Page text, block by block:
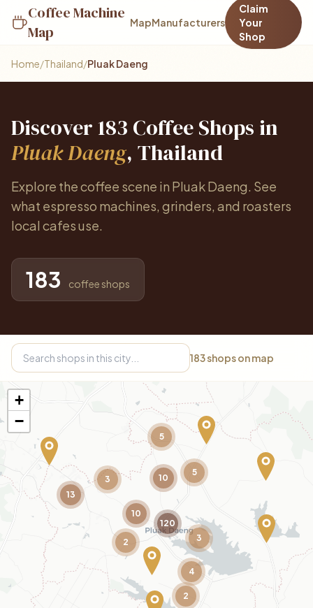
Coffee Machine
Map
MapManufacturers
Claim
Your
Shop
Home/Thailand/Pluak Daeng
Discover 183 Coffee Shops in
Pluak Daeng, Thailand
Explore the coffee scene in Pluak Daeng. See
what espresso machines, grinders, and roasters
local cafes use.
183 coffee shops
183shops on map
2
13
3
2
4
10
120
3
10
5
5
+
−